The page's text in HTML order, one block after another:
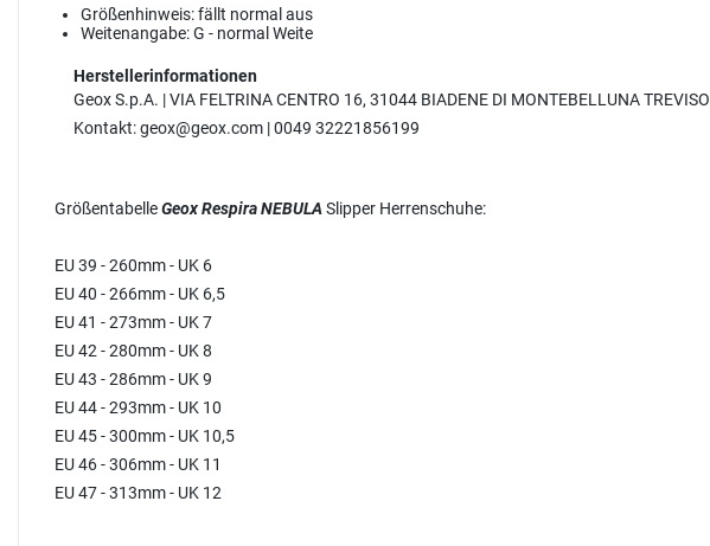
Größenhinweis:fällt normal aus
Weitenangabe:G - normal Weite
Herstellerinformationen
Geox S.p.A. | VIA FELTRINA CENTRO 16, 31044 BIADENE DI MONTEBELLUNA TREVISO
Kontakt: geox@geox.com | 0049 32221856199
GrößentabelleGeox Respira NEBULA Slipper Herrenschuhe:
EU 39 - 260mm - UK 6
EU 40 - 266mm - UK 6,5
EU 41 - 273mm - UK 7
EU 42 - 280mm - UK 8
EU 43 - 286mm - UK 9
EU 44 - 293mm - UK 10
EU 45 - 300mm - UK 10,5
EU 46 - 306mm - UK 11
EU 47 - 313mm - UK 12